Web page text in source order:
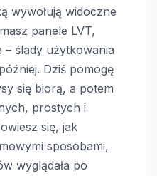
wywołują widoczne
panele LVT,
– ślady użytkowania
Dziś pomogę
się biorą, a potem
prostych i
się, jak
sposobami,
wyglądała po